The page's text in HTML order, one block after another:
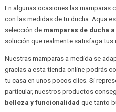
En algunas ocasiones las mamparas
con las medidas de tu ducha. Aqua
selección de mamparas de ducha
solución que realmente satisfaga tus
Nuestras mamparas a medida se
gracias a esta tienda online podrás
tu casa en unos pocos clics. Si
particular, nuestros productos
belleza y funcionalidad que tanto